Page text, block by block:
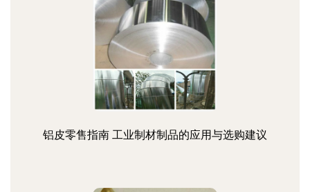
铝皮零售指南 工业制材制品的应用与选购建议